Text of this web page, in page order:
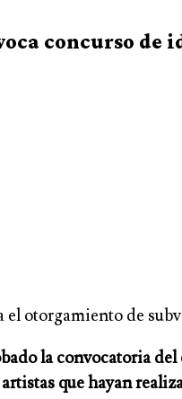
concurso de
el otorgamiento de
la convocatoria
que hayan